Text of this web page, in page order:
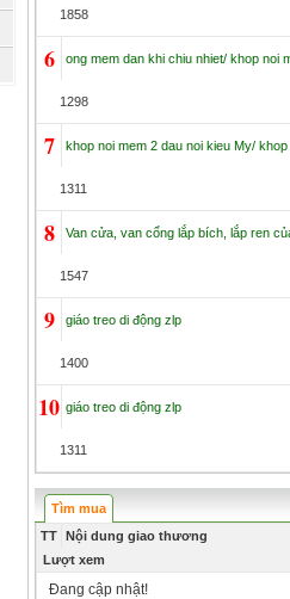
1858
6 ong mem dan khi chiu nhiet/ khop noi
1298
7 khop noi mem 2 dau noi kieu My/
1311
8 Van cửa, van cổng lắp bích, lắp ren
1547
9 giáo treo di động zlp
1400
10 giáo treo di động zlp
1311
Tìm mua
TT
Nội dung giao thương
Lượt xem
Đang cập nhật!